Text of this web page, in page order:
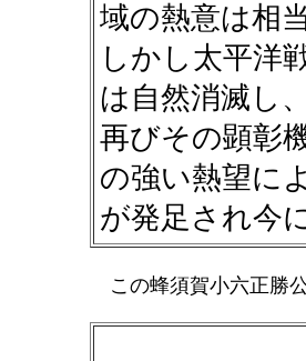
域の熱意は相
しかし太平洋
は自然消滅し
再びその顕彰
の強い熱望に
が発足され今
この蜂須賀小六正勝